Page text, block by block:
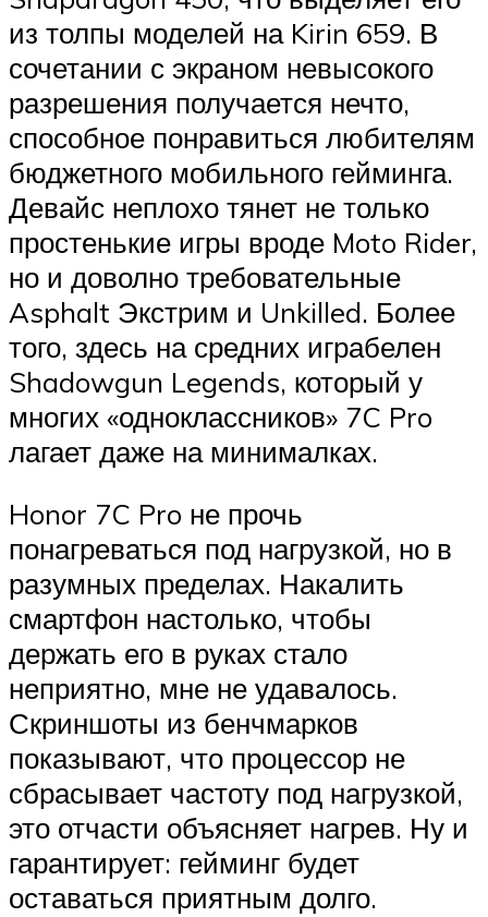
из толпы моделей на Kirin 659. В
сочетании с экраном невысокого
разрешения получается нечто,
способное понравиться любителям
бюджетного мобильного гейминга.
Девайс неплохо тянет не только
простенькие игры вроде Moto Rider,
но и доволно требовательные
Asphalt Экстрим и Unkilled. Более
того, здесь на средних играбелен
Shadowgun Legends, который у
многих «одноклассников» 7C Pro
лагает даже на минималках.
Honor 7C Pro не прочь
понагреваться под нагрузкой, но в
разумных пределах. Накалить
смартфон настолько, чтобы
держать его в руках стало
неприятно, мне не удавалось.
Скриншоты из бенчмарков
показывают, что процессор не
сбрасывает частоту под нагрузкой,
это отчасти объясняет нагрев. Ну и
гарантирует: гейминг будет
оставаться приятным долго.